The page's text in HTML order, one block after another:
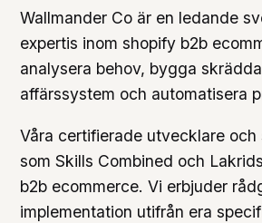
Wallmander Co är en ledande
expertis inom shopify b2b
analysera behov, bygga
affärssystem och automatisera
Våra certifierade utvecklare
som Skills Combined och
b2b ecommerce. Vi erbjuder
implementation utifrån era